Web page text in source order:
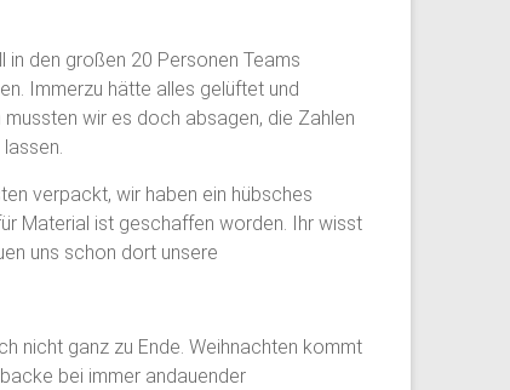
den großen 20 Personen Teams
Immerzu hätte alles gelüftet und
wir es doch absagen, die Zahlen
verpackt, wir haben ein hübsches
Material ist geschaffen worden. Ihr wisst
uns schon dort unsere
nicht ganz zu Ende. Weihnachten kommt
bei immer andauender